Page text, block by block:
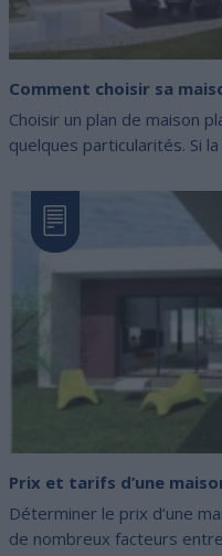
Comment choisir sa
Choisir un plan de maison
quelques particularités. Si
Prix et tarifs d’une
Déterminer le prix d’une
de nombreux facteurs